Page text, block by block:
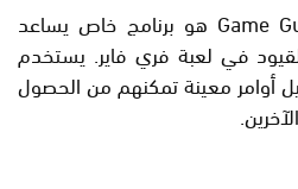
سكربت فري فاير Game Guardian هو برنامج خاص يساعد
في لعبة فري فاير. يستخدم
أوامر معينة تمكنهم من الحصول